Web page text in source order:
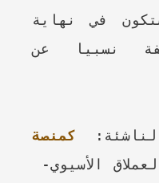
في نهاية
نسبيا عن
كمنصة
الأسيوي-